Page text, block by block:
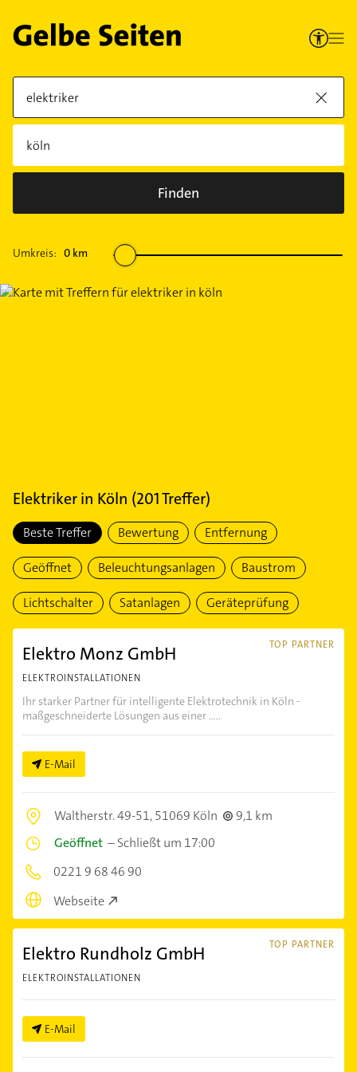
Finden
Umkreis: 0 km
Elektrikerin Köln (201Treffer)
Beste Treffer Bewertung Entfernung
Geöffnet Beleuchtungsanlagen Baustrom
Lichtschalter Satanlagen Geräteprüfung
TOP PARTNER
Elektro Monz GmbH
ELEKTROINSTALLATIONEN
Ihr starker Partner für intelligente Elektrotechnik in Köln -
maßgeschneiderte Lösungen aus einer .....
E-Mail
Waltherstr. 49-51,51069 Köln
9,1 km
Geöffnet –Schließt um 17:00
0221 9 68 46 90
Webseite
TOP PARTNER
Elektro Rundholz GmbH
ELEKTROINSTALLATIONEN
E-Mail